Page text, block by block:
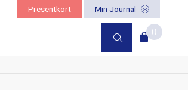
Presentkort Min Journal
0